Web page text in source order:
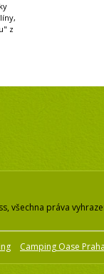
z
všechna práva
Camping Oase